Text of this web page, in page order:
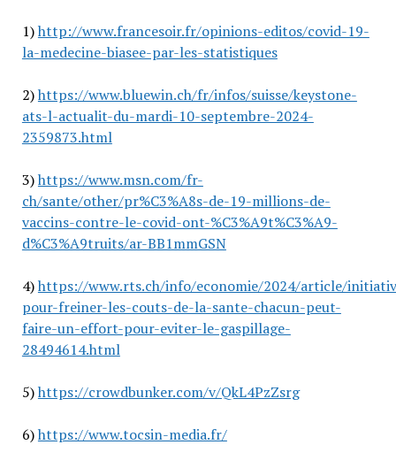
1)http://www.francesoir.fr/opinions-editos/covid-19-
la-medecine-biasee-par-les-statistiques
2)https://www.bluewin.ch/fr/infos/suisse/keystone-
ats-l-actualit-du-mardi-10-septembre-2024-
2359873.html
3)https://www.msn.com/fr-
ch/sante/other/pr%C3%A8s-de-19-millions-de-
vaccins-contre-le-covid-ont-%C3%A9t%C3%A9-
d%C3%A9truits/ar-BB1mmGSN
4)https://www.rts.ch/info/economie/2024/article/
pour-freiner-les-couts-de-la-sante-chacun-peut-
faire-un-effort-pour-eviter-le-gaspillage-
28494614.html
5)https://crowdbunker.com/v/QkL4PzZsrg
6)https://www.tocsin-media.fr/